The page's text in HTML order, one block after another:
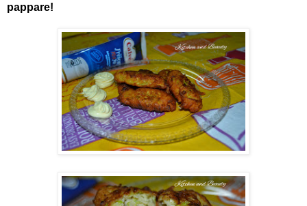
pappare!